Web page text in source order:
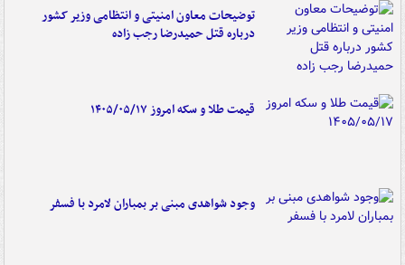
توضیحات معاون امنیتی و انتظامی وزیر کشور
درباره قتل حمیدرضا رجب زاده
قیمت طلا و سکه امروز ۱۴۰۵/۰۵/۱۷
وجود شواهدی مبنی بر بمباران لامرد با فسفر